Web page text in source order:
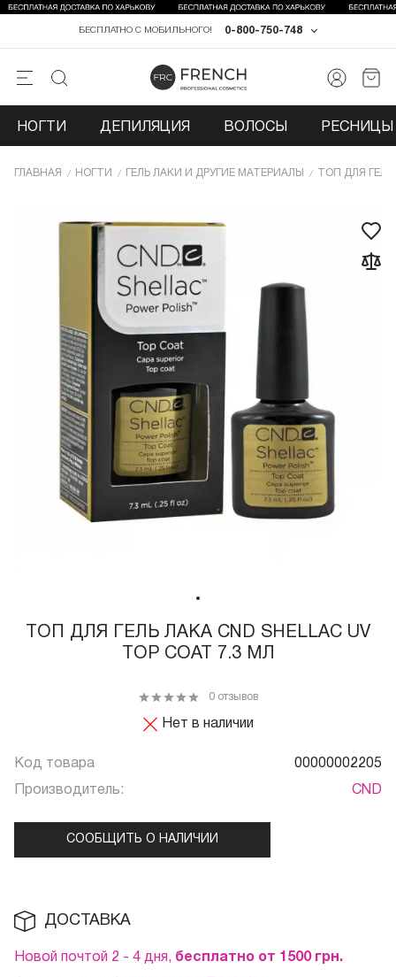
0-800-750-748
БЕСПЛАТНО С МОБИЛЬНОГО!
НОГТИ ДЕПИЛЯЦИЯ ВОЛОСЫ РЕСНИЦЫ
ГЛАВНАЯ НОГТИ ГЕЛЬ ЛАКИ И ДРУГИЕ МАТЕРИАЛЫ ТОП ДЛЯ
ТОП ДЛЯ ГЕЛЬ ЛАКА CND SHELLAC UV
TOP COAT 7.3 МЛ
Нет в наличии
0 отзывов
Код товара 00000002205
Производитель: CND
СООБЩИТЬ О НАЛИЧИИ
ДОСТАВКА
Новой почтой 2 - 4 дня, бесплатно от 1500 грн.